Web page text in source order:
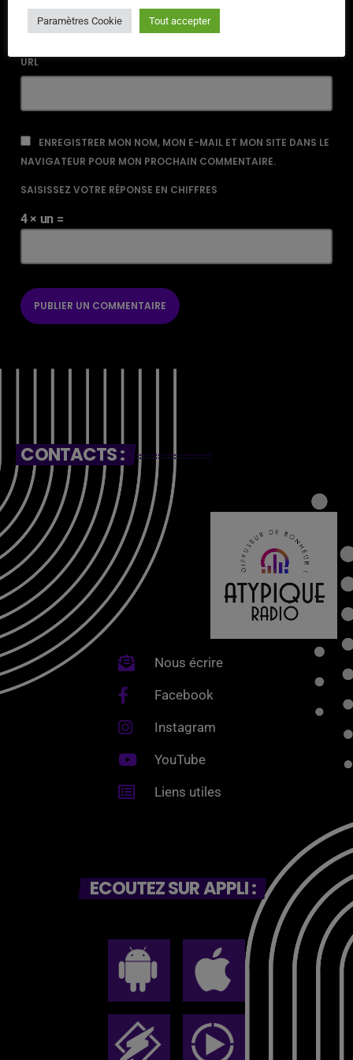
URL
ENREGISTRER MON NOM, MON E-MAIL ET MON SITE DANS LE
NAVIGATEUR POUR MON PROCHAIN COMMENTAIRE.
SAISISSEZ VOTRE RÉPONSE EN CHIFFRES
4 × un =
CONTACTS :
Nous écrire
Facebook
Instagram
YouTube
Liens utiles
ECOUTEZ SUR APPLI :
Paramètres Cookie Tout accepter